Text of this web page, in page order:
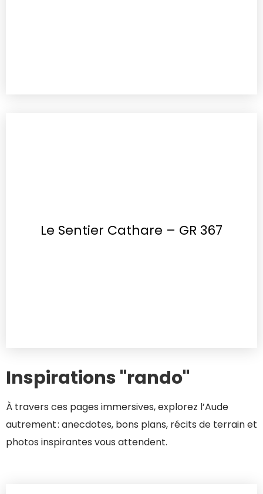
Le Sentier Cathare – GR 367
Inspirations "rando"
À travers ces pages immersives, explorez l’Aude
autrement : anecdotes, bons plans, récits de terrain et
photos inspirantes vous attendent.